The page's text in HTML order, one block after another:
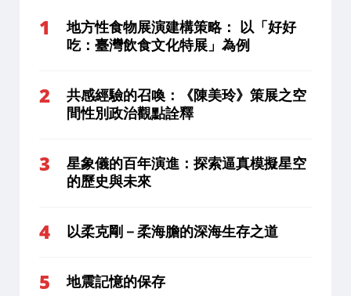
地方性食物展演建構策略： 以「好好
吃：臺灣飲食文化特展」為例
共感經驗的召喚：《陳美玲》策展之空
間性別政治觀點詮釋
星象儀的百年演進：探索逼真模擬星空
的歷史與未來
以柔克剛－柔海膽的深海生存之道
地震記憶的保存